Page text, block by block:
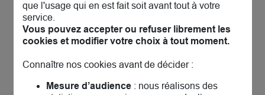
14
13.35 km
MAIF Assurances Paris Voltaire
128 boulevard Voltaire
75011 Paris
Prendre rendez-vous
Voir plus
que l'usage qui en est fait soit avant tout à votre
service.
Vous pouvez accepter ou refuser librement les
cookies et modifier votre choix à tout moment.
Connaître nos cookies avant de décider :
Mesure d’audience: nous réalisons des